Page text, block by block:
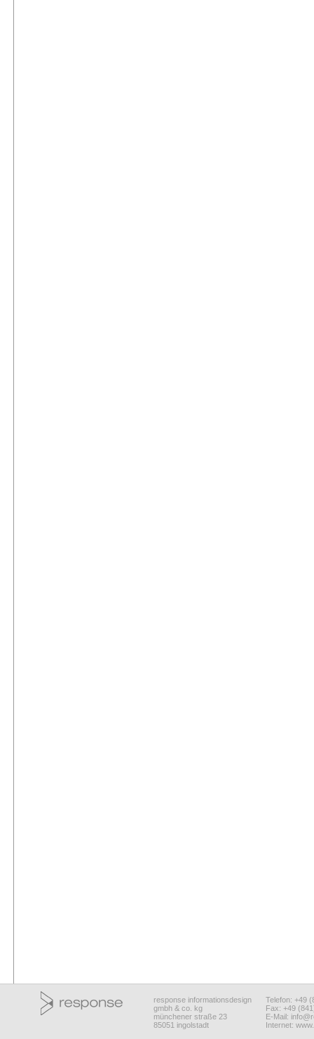
response informationsdesign
gmbh & co. kg
münchener straße 23
85051 ingolstadt
Telefon: +49
Fax: +49
E-Mail:
Internet: